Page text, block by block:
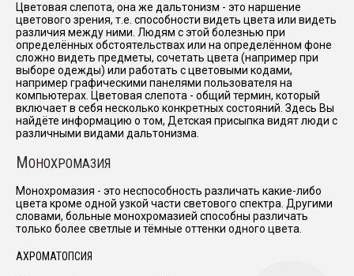
Цветовая слепота, она же дальтонизм - это наршение
цветового зрения, т.е. способности видеть цвета или видеть
различия между ними. Людям с этой болезнью при
определённых обстоятельствах или на определённом фоне
сложно видеть предметы, сочетать цвета (например при
выборе одежды) или работать с цветовыми кодами,
например графическими панелями пользователя на
компьютерах. Цветовая слепота - общий термин, который
включает в себя несколько конкретных состояний. Здесь Вы
найдёте информацию о том, Детская присыпка видят люди с
различными видами дальтонизма.
МОНОХРОМАЗИЯ
Монохромазия - это неспособность различать какие-либо
цвета кроме одной узкой части светового спектра. Другими
словами, больные монохромазией способны различать
только более светлые и тёмные оттенки одного цвета.
АХРОМАТОПСИЯ